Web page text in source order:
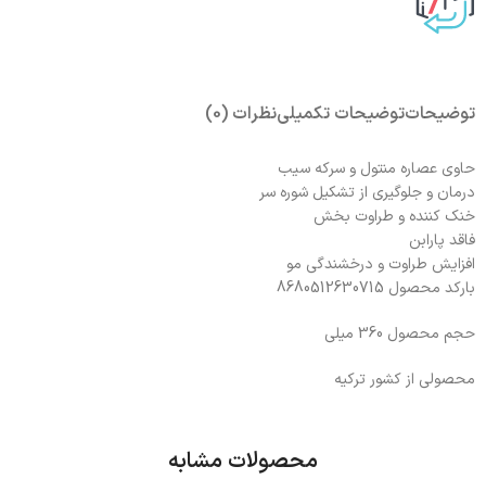
توضیحاتتوضیحات تکمیلینظرات (0)
حاوی عصاره منتول و سرکه سیب
درمان و جلوگیری از تشکیل شوره سر
خنک کننده و طراوت بخش
فاقد پارابن
افزایش طراوت و درخشندگی مو
بارکد محصول 8680512630715
حجم محصول 360 میلی
محصولی از کشور ترکیه
محصولات مشابه